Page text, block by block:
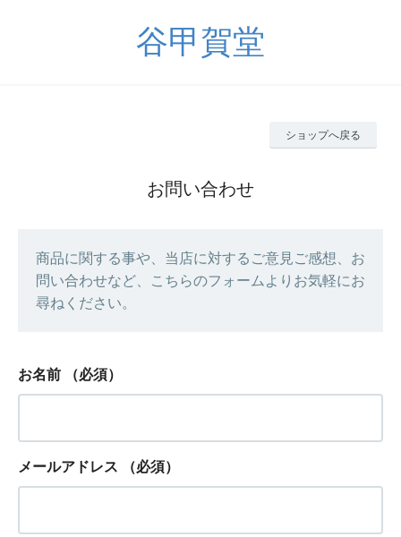
谷甲賀堂
ショップへ戻る
お問い合わせ
商品に関する事や、当店に対するご意見ご感想、お
問い合わせなど、こちらのフォームよりお気軽にお
尋ねください。
お名前 （必須）
メールアドレス （必須）